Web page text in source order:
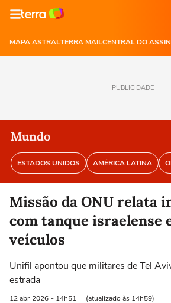
MAPA ASTRALTERRA MAILCENTRAL DO
PUBLICIDADE
Mundo
ESTADOS UNIDOS AMÉRICA LATINA
Missão da ONU relata
com tanque israelense
veículos
Unifil apontou que militares de Tel
estrada
12 abr 2026 - 14h51 (atualizado às 14h59)